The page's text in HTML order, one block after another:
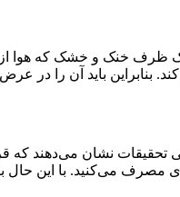
ظرف خنک و خشک که هوا از
آن را در عرض ۱۰ روز مصرف کرد.
تحقیقات نشان می‌دهند
می‌کنید. با این حال